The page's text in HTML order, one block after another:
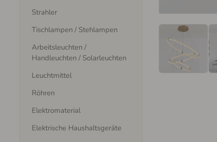
Strahler
Tischlampen / Stehlampen
Arbeitsleuchten /
Handleuchten / Solarleuchten
Leuchtmittel
Röhren
Elektromaterial
Elektrische Haushaltsgeräte